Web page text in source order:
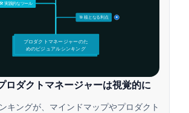
🎯 核となる利点 15
🛠️ 実践的なツール
プロダクトマネージャーのた
めのビジュアルシンキング
ロダクトマネージャーは視覚的に
キングが、マインドマップやプロダクト